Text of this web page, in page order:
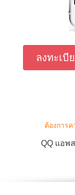
ลงทะเบี
ต้องการ
QQ แอพ